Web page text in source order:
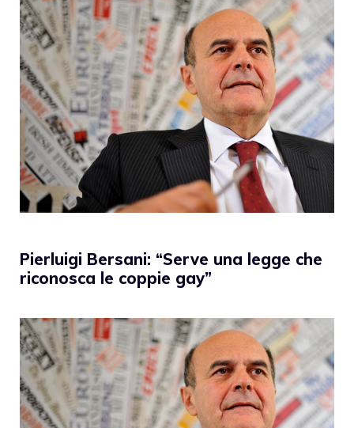
Pierluigi Bersani: “Serve una legge che
riconosca le coppie gay”